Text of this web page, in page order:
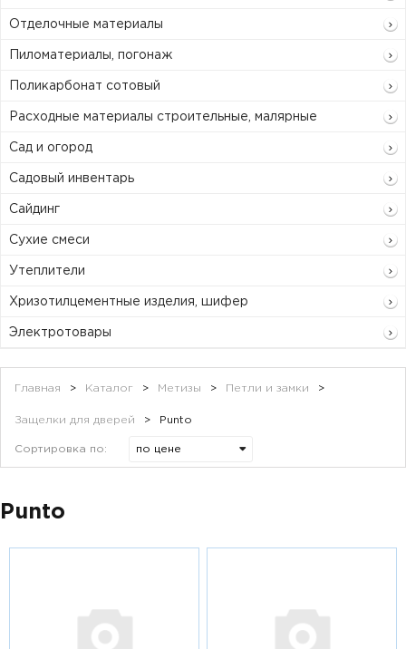
Отделочные материалы
Пиломатериалы, погонаж
Поликарбонат сотовый
Расходные материалы строительные, малярные
Сад и огород
Садовый инвентарь
Сайдинг
Сухие смеси
Утеплители
Хризотилцементные изделия, шифер
Электротовары
Главная > Каталог > Метизы > Петли и замки >
Защелки для дверей > Punto
Сортировка по:
Punto